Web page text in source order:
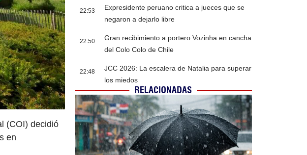
(COI) decidió
en
22:53
Expresidente peruano critica a jueces que se
negaron a dejarlo libre
22:50
Gran recibimiento a portero Vozinha en cancha
del Colo Colo de Chile
22:48
JCC 2026: La escalera de Natalia para superar
los miedos
RELACIONADAS